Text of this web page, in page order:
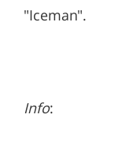
"Iceman".
Info: